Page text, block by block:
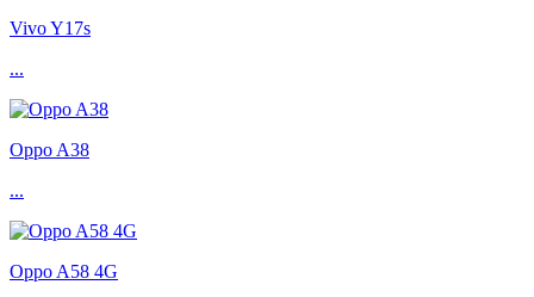
Vivo Y17s
...
Oppo A38
...
Oppo A58 4G